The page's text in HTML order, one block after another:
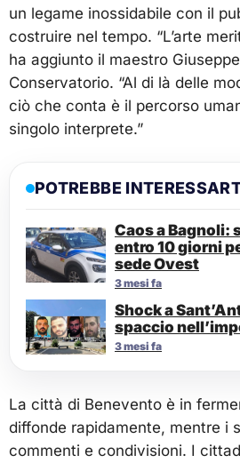
un legame inossidabile con il
costruire nel tempo. “L’arte
ha aggiunto il maestro
Conservatorio. “Al di là delle
ciò che conta è il percorso
singolo interprete.”
POTREBBE
Caos a Bagnoli:
entro 10 giorni
sede Ovest
3 mesi fa
Shock a
spaccio
3 mesi fa
La città di Benevento è in
diffonde rapidamente, mentre i
commenti e condivisioni. I